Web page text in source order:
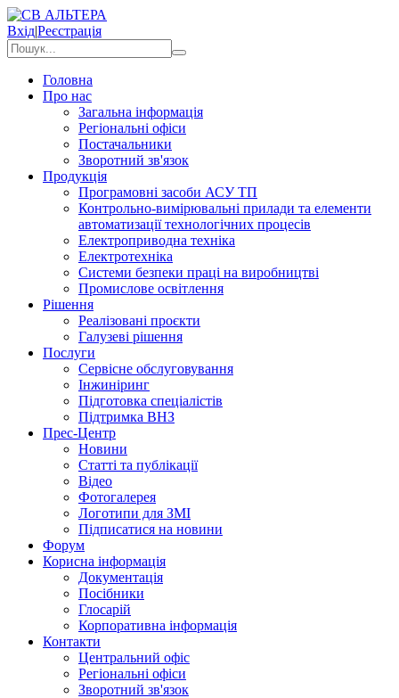
Вхід|Реєстрація
Головна
Про нас
Загальна інформація
Регіональні офіси
Постачальники
Зворотний зв'язок
Продукція
Програмовні засоби АСУ ТП
Контрольно-вимірювальні прилади та елементи
автоматизації технологічних процесів
Електроприводна техніка
Електротехніка
Системи безпеки праці на виробництві
Промислове освітлення
Рішення
Реалізовані проєкти
Галузеві рішення
Послуги
Сервісне обслуговування
Інжиніринг
Підготовка спеціалістів
Підтримка ВНЗ
Прес-Центр
Новини
Статті та публікації
Відео
Фотогалерея
Логотипи для ЗМІ
Підписатися на новини
Форум
Корисна інформація
Документація
Посібники
Глосарій
Корпоративна інформація
Контакти
Центральний офіс
Регіональні офіси
Зворотний зв'язок